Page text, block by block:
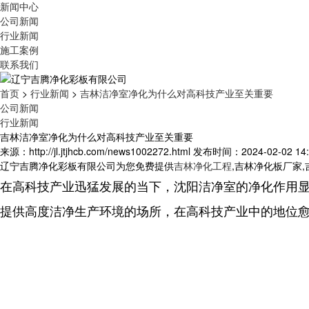
新闻中心
公司新闻
行业新闻
施工案例
联系我们
首页 > 行业新闻 > 吉林洁净室净化为什么对高科技产业至关重要
公司新闻
行业新闻
吉林洁净室净化为什么对高科技产业至关重要
来源：http://jl.jtjhcb.com/news1002272.html 发布时间：2024-02-02
辽宁吉腾净化彩板有限公司为您免费提供吉林净化工程,吉林净化板厂家
在高科技产业迅猛发展的当下，沈阳洁净室的净化作用
提供高度洁净生产环境的场所，在高科技产业中的地位